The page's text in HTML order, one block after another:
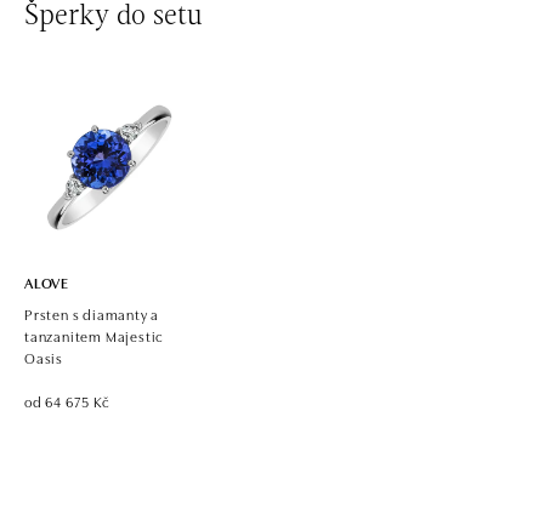
Šperky do setu
ALOVE
Prsten s diamanty a
tanzanitem Majestic
Oasis
od 64 675 Kč